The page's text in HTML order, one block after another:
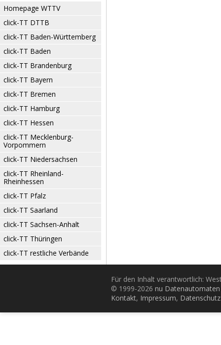
Homepage WTTV
click-TT DTTB
click-TT Baden-Württemberg
click-TT Baden
click-TT Brandenburg
click-TT Bayern
click-TT Bremen
click-TT Hamburg
click-TT Hessen
click-TT Mecklenburg-
Vorpommern
click-TT Niedersachsen
click-TT Rheinland-
Rheinhessen
click-TT Pfalz
click-TT Saarland
click-TT Sachsen-Anhalt
click-TT Thüringen
click-TT restliche Verbände
Für den Inhalt verantwortlich:
© 1999-2026 nu
Kontakt, Impressum, Datenschutz